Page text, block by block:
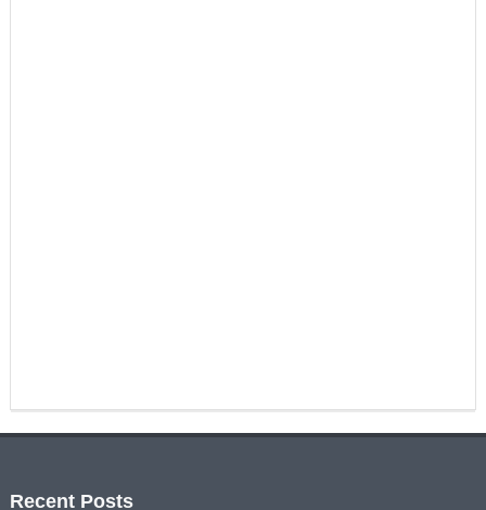
Recent Posts